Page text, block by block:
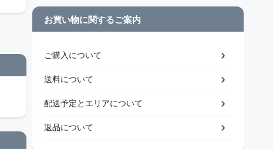
お買い物に関するご案内
ご購入について
送料について
配送予定とエリアについて
返品について